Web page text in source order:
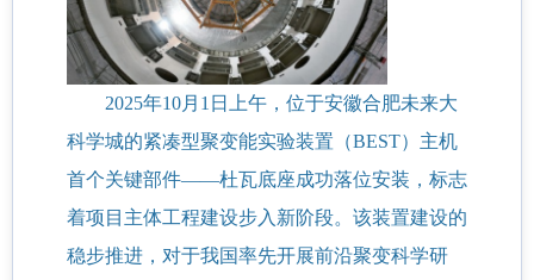
2025年10月1日上午，位于安徽合肥未来大
科学城的紧凑型聚变能实验装置（BEST）主机
首个关键部件——杜瓦底座成功落位安装，标志
着项目主体工程建设步入新阶段。该装置建设的
稳步推进，对于我国率先开展前沿聚变科学研